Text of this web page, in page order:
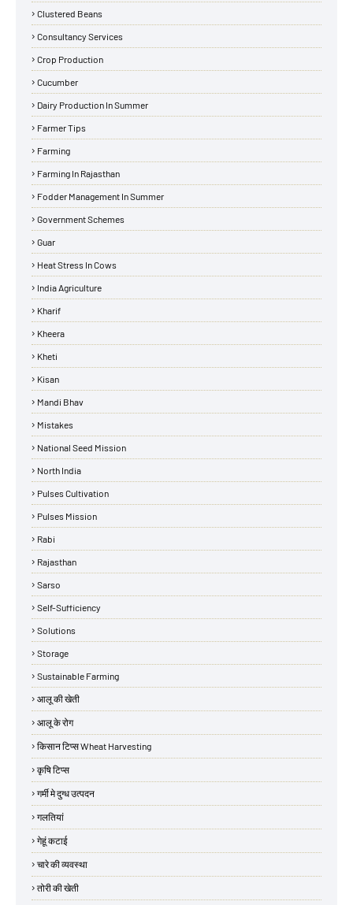
Clustered Beans
Consultancy Services
Crop Production
Cucumber
Dairy Production In Summer
Farmer Tips
Farming
Farming In Rajasthan
Fodder Management In Summer
Government Schemes
Guar
Heat Stress In Cows
India Agriculture
Kharif
Kheera
Kheti
Kisan
Mandi Bhav
Mistakes
National Seed Mission
North India
Pulses Cultivation
Pulses Mission
Rabi
Rajasthan
Sarso
Self-Sufficiency
Solutions
Storage
Sustainable Farming
आलू की खेती
आलू के रोग
किसान टिप्स Wheat Harvesting
कृषि टिप्स
गर्मी मे दुग्ध उत्पदन
गलतियां
गेहूं कटाई
चारे की व्यवस्था
तोरी की खेती